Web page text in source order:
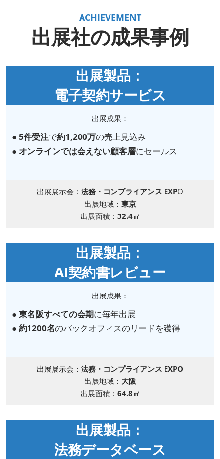
ACHIEVEMENT
出展社の成果事例
出展製品：
電子契約サービス
出展成果：
● 5件受注で約1,200万の売上見込み
● オンラインでは会えない顧客層にセールス
出展展示会： 法務・コンプライアンス EXPO
出展地域： 東京
出展面積： 32.4㎡
出展製品：
AI契約書レビュー
出展成果：
● 東名阪すべての会期に毎年出展
● 約1200名のバックオフィスのリードを獲得
出展展示会： 法務・コンプライアンス EXPO
出展地域： 大阪
出展面積： 64.8㎡
出展製品：
法務データベース